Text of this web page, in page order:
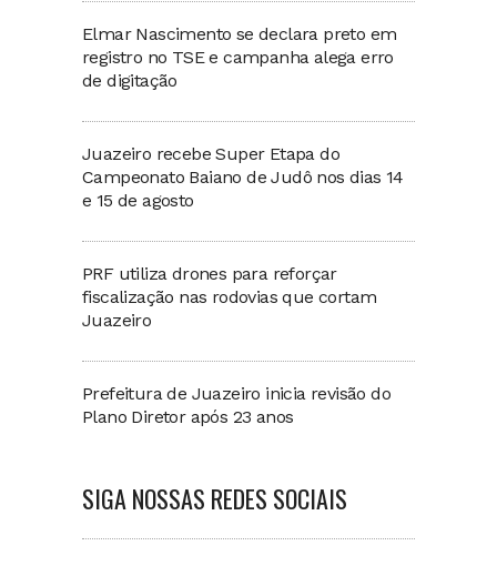
Elmar Nascimento se declara preto em
registro no TSE e campanha alega erro
de digitação
Juazeiro recebe Super Etapa do
Campeonato Baiano de Judô nos dias 14
e 15 de agosto
PRF utiliza drones para reforçar
fiscalização nas rodovias que cortam
Juazeiro
Prefeitura de Juazeiro inicia revisão do
Plano Diretor após 23 anos
SIGA NOSSAS REDES SOCIAIS